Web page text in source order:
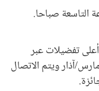
تفضيلات عبر
البنك الدولي على إنستغرام يوم 10 مارس/آذار ويتم الاتصال